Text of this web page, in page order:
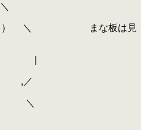
＼ まな板は見
|